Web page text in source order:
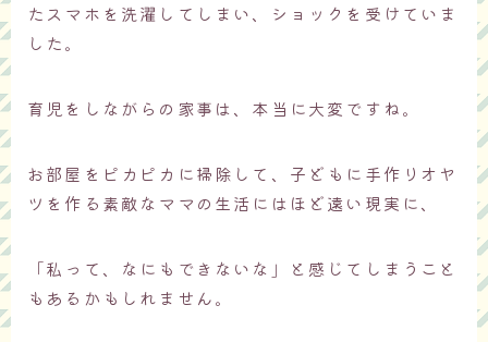
たスマホを洗濯してしまい、ショックを受けていま
した。
育児をしながらの家事は、本当に大変ですね。
お部屋をピカピカに掃除して、子どもに手作りオヤ
ツを作る素敵なママの生活にはほど遠い現実に、
「私って、なにもできないな」と感じてしまうこと
もあるかもしれません。